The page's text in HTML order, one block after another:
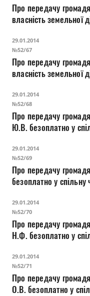
Про передачу
власність земельної
будівель і споруд на
29.01.2014
№52/67
Про передачу
власність земельної
будівель і споруд на
29.01.2014
№52/68
Про передачу
Ю.В. безоплатно у
будинку, господарських будівель і споруд на
Старова, 10
29.01.2014
№52/69
Про передачу
безоплатно у спільну
будинку, господарських будівель і споруд на
Баженова, 10
29.01.2014
№52/70
Про передачу
Н.Ф. безоплатно у
будинку, господарських будівель і споруд на
Баранова, 3
29.01.2014
№52/71
Про передачу
О.В. безоплатно у